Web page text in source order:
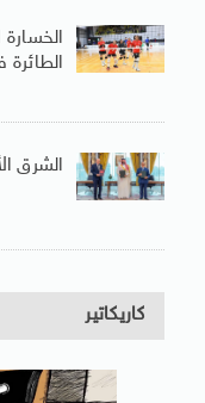
الشرق
كاريكاتير